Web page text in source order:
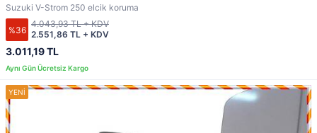
Suzuki V-Strom 250 elcik koruma
%36
3.011,19 TL
2.551,86 TL + KDV
4.043,93 TL + KDV